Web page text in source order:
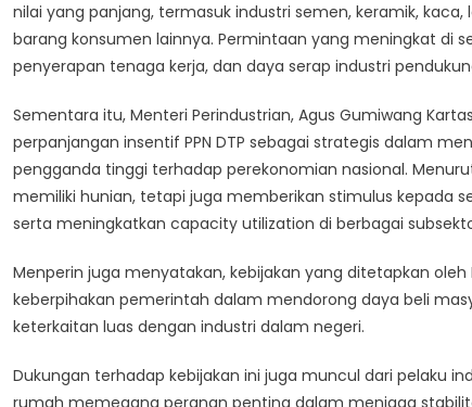
nilai yang panjang, termasuk industri semen, keramik,
barang konsumen lainnya. Permintaan yang meningkat di
penyerapan tenaga kerja, dan daya serap industri
Sementara itu, Menteri Perindustrian, Agus Gumiwang
perpanjangan insentif PPN DTP sebagai strategis dalam
pengganda tinggi terhadap perekonomian nasional.
memiliki hunian, tetapi juga memberikan stimulus kepada
serta meningkatkan capacity utilization di berbagai
Menperin juga menyatakan, kebijakan yang ditetapkan
keberpihakan pemerintah dalam mendorong daya beli
keterkaitan luas dengan industri dalam negeri.
Dukungan terhadap kebijakan ini juga muncul dari pelaku
rumah memegang peranan penting dalam menjaga